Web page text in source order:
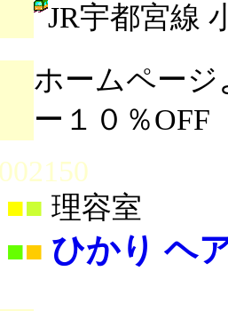
JR宇都宮線
ホームペー
ー１０％OFF
■ 理容室
■■ ひかり ヘ